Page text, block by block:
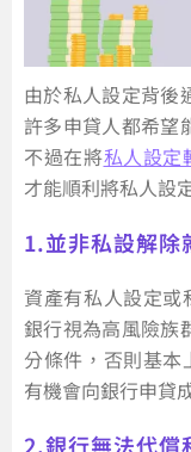
由於私人設定背後
許多申貸人都希望
不過在將私人設定
才能順利將私人設
1.並非私設解除
資產有私人設定或
銀行視為高風險族
分條件，否則基本
有機會向銀行申貸
2.銀行無法代償